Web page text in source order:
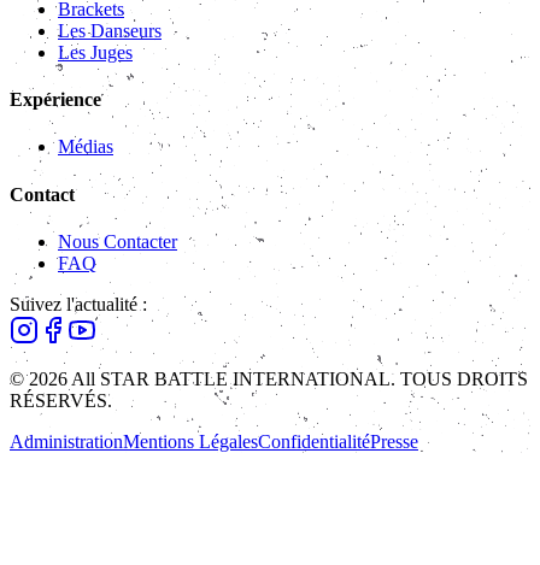
Brackets
Les Danseurs
Les Juges
Expérience
Médias
Contact
Nous Contacter
FAQ
Suivez l'actualité :
© 2026 All STAR BATTLE INTERNATIONAL. TOUS DROITS
RÉSERVÉS.
AdministrationMentions LégalesConfidentialitéPresse